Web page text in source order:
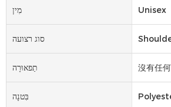
מִין Unisex
סוג רצועה
תַפאוּרָה 沒有任何
בִּטנָה